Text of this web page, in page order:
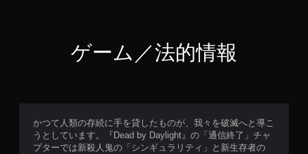
ゲーム／法的情報
かつて人類の存続に手を貸したものが、我々を破滅へと導こ
うとしています。『Dead by Daylight』の「通信終了」チャ
プターでは新殺人鬼の「シンギュラリティ」と新生存者の